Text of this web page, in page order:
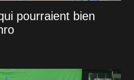
pourraient bien